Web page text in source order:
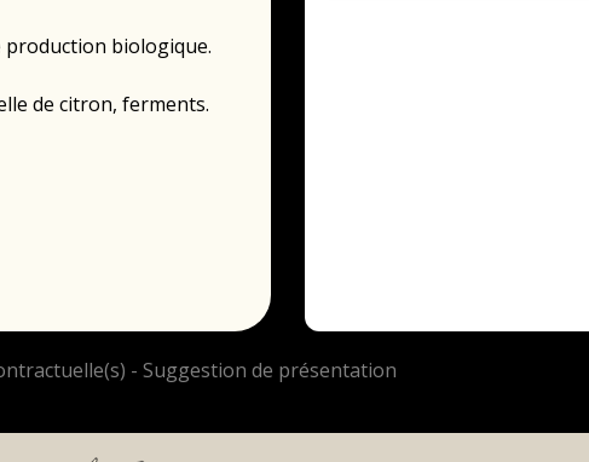
production biologique.
de citron, ferments.